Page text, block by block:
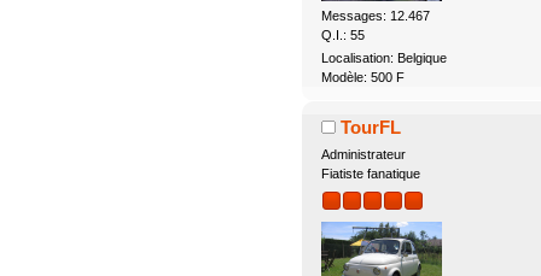
Messages: 12.467
Q.I.: 55
Localisation: Belgique
Modèle: 500 F
TourFL
Administrateur
Fiatiste fanatique